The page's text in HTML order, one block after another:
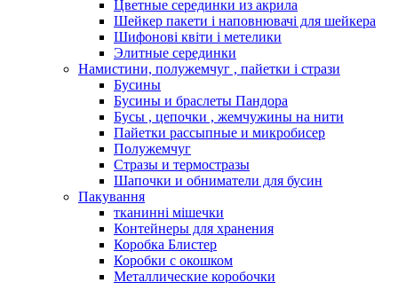
Цветные серединки из акрила
Шейкер пакети і наповнювачі для шейкера
Шифонові квіти і метелики
Элитные серединки
Намистини, полужемчуг , пайетки і стрази
Бусины
Бусины и браслеты Пандора
Бусы , цепочки , жемчужины на нити
Пайетки рассыпные и микробисер
Полужемчуг
Стразы и термостразы
Шапочки и обниматели для бусин
Пакування
тканинні мішечки
Контейнеры для хранения
Коробка Блистер
Коробки с окошком
Металлические коробочки